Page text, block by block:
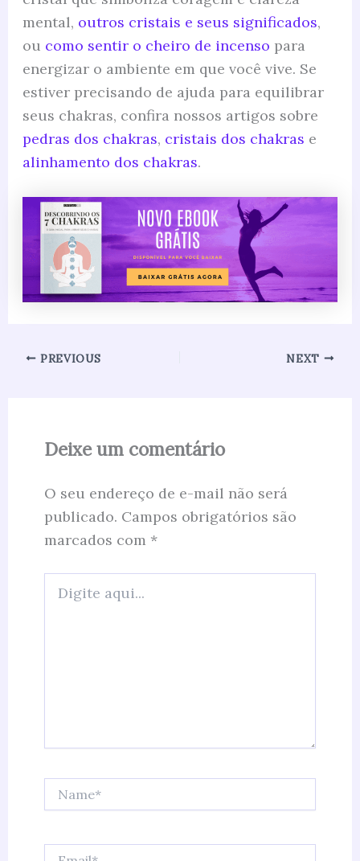
mental, outros cristais e seus significados,
ou como sentir o cheiro de incenso para
energizar o ambiente em que você vive. Se
estiver precisando de ajuda para equilibrar
seus chakras, confira nossos artigos sobre
pedras dos chakras, cristais dos chakras e
alinhamento dos chakras.
PREVIOUS NEXT
Deixe um comentário
O seu endereço de e-mail não será
publicado. Campos obrigatórios são
marcados com *
aqui...